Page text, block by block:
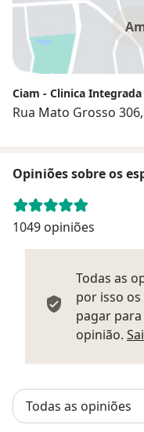
Ciam - Clinica
Rua Mato Grosso
Opiniões sobre os
1049 opiniões
Todas as
por isso
pagar
opinião.